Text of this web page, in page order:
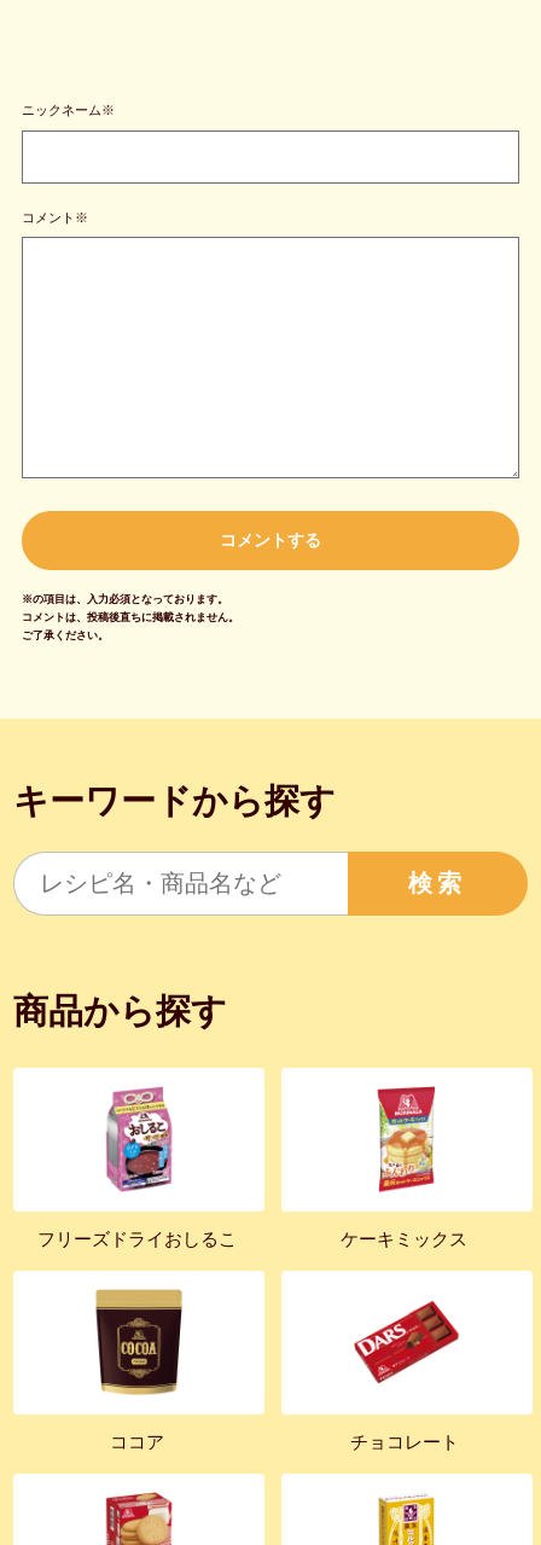
ニックネーム※
コメント※
※の項目は、入力必須となっております。
コメントは、投稿後直ちに掲載されません。
ご了承ください。
キーワードから探す
検索
商品から探す
フリーズドライおしるこ ケーキミックス
ココア チョコレート